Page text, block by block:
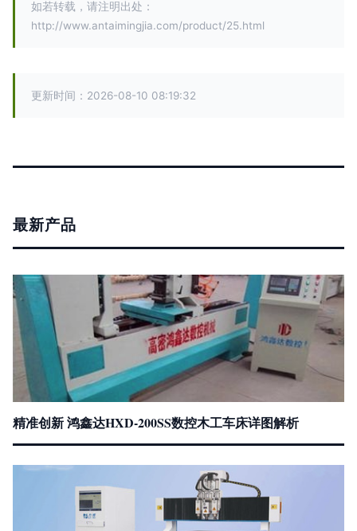
如若转载，请注明出处：
http://www.antaimingjia.com/product/25.html
更新时间：2026-08-10 08:19:32
最新产品
精准创新 鸿鑫达HXD-200SS数控木工车床详图解析